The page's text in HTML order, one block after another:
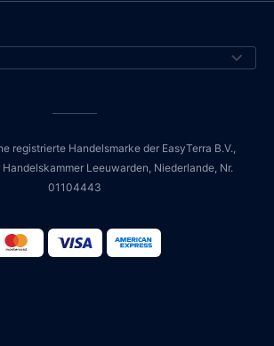
registrierte Handelsmarke der EasyTerra B.V.,
Leeuwarden, Niederlande, Nr.
01104443